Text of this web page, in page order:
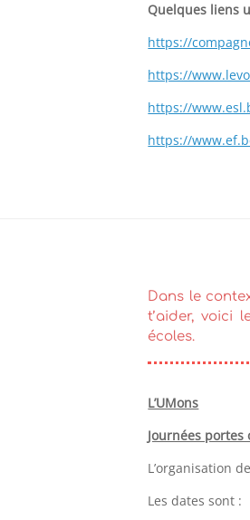
Quelques liens
https://
https://
https://
https://
Dans le
t’aider, voici
écoles.
L’UMons
Journées portes
L’organisation
Les dates sont :